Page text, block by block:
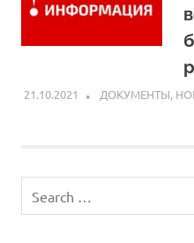
21.10.2021 ARPP
ДОКУМЕНТЫ,